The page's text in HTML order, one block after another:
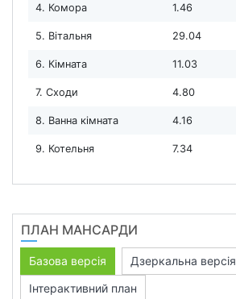
4. Комора 1.46
5. Вітальня 29.04
6. Кімната 11.03
7. Сходи 4.80
8. Ванна кімната 4.16
9. Котельня 7.34
ПЛАН МАНСАРДИ
Базова версія
Дзеркальна версія
Інтерактивний план